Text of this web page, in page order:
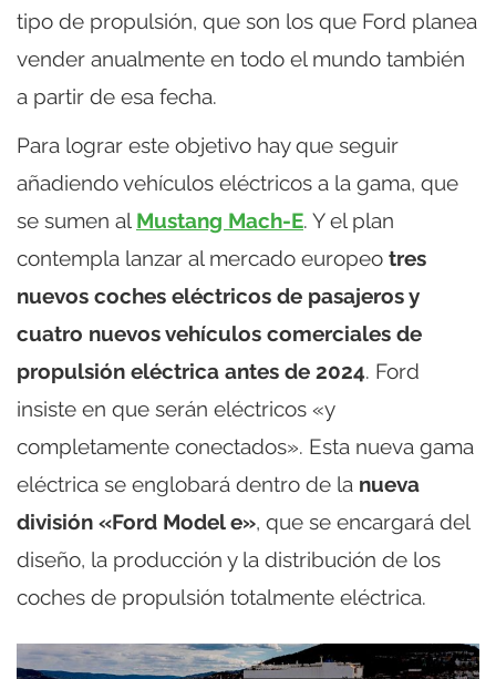
tipo de propulsión, que son los que Ford planea
vender anualmente en todo el mundo también
a partir de esa fecha.
Para lograr este objetivo hay que seguir
añadiendo vehículos eléctricos a la gama, que
se sumen al Mustang Mach-E. Y el plan
contempla lanzar al mercado europeo tres
nuevos coches eléctricos de pasajeros y
cuatro nuevos vehículos comerciales de
propulsión eléctrica antes de 2024. Ford
insiste en que serán eléctricos «y
completamente conectados». Esta nueva gama
eléctrica se englobará dentro de la nueva
división «Ford Model e», que se encargará del
diseño, la producción y la distribución de los
coches de propulsión totalmente eléctrica.